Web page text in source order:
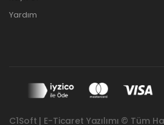
Yardım
C1Soft | E-Ticaret Yazılımı © Tüm